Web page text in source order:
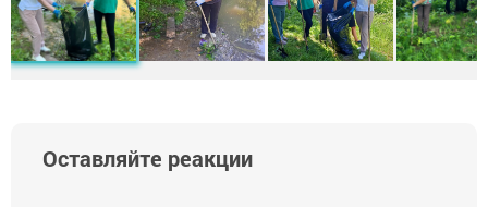
Оставляйте реакции